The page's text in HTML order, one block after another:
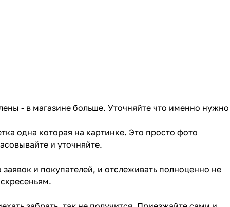
- в магазине больше. Уточняйте что именно нужно
одна которая на картинке. Это просто фото
и уточняйте.
и покупателей, и отслеживать полноценно не